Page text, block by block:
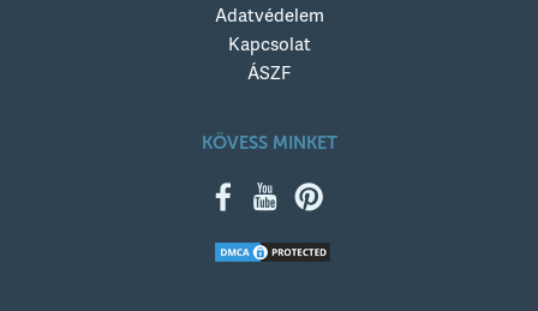
Adatvédelem
Kapcsolat
ÁSZF
KÖVESS MINKET